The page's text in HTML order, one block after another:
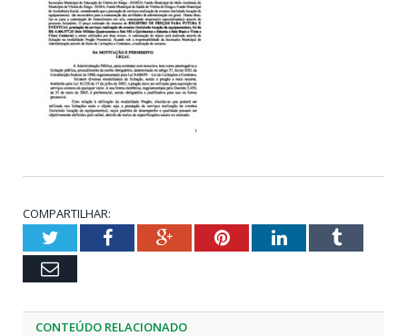
COMPARTILHAR:
TwitterFacebookGoogle+PinterestLinkedInTumblr
Email
CONTEÚDO RELACIONADO